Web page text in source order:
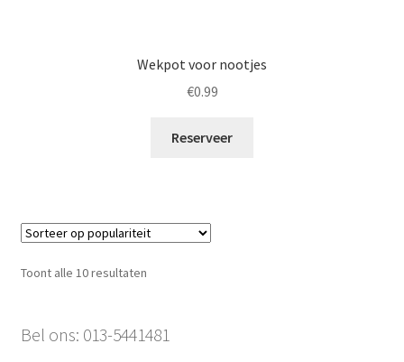
Wekpot voor nootjes
€0.99
Reserveer
Toont alle 10 resultatenGesorteerd
Bel ons: 013-5441481